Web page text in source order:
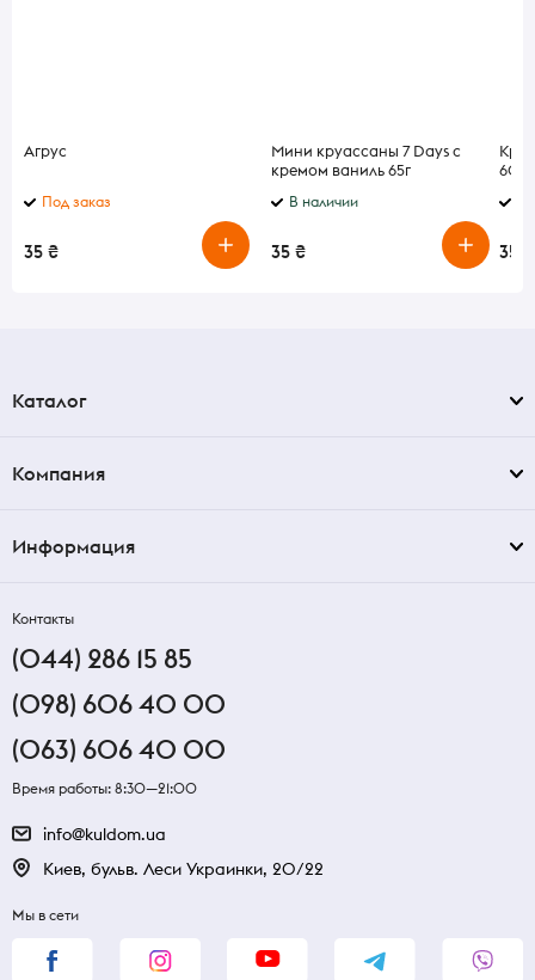
Агрус
Под заказ
35 ₴
Мини круассаны 7 Days с
кремом ваниль 65г
В наличии
35 ₴
60г
35 ₴
Каталог
Компания
Информация
Контакты
(044) 286 15 85
(098) 606 40 00
(063) 606 40 00
Время работы: 8:30—21:00
info@kuldom.ua
Киев, бульв. Леси Украинки, 20/22
Мы в сети